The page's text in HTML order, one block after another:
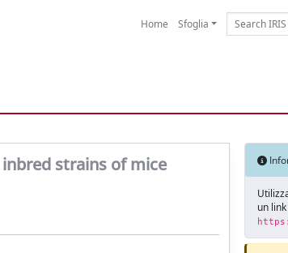
Home Sfoglia
strains of mice
un